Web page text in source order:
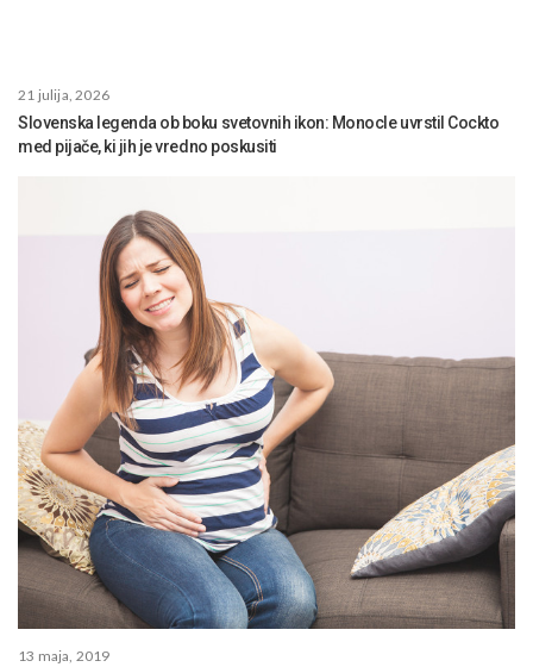
21 julija, 2026
Slovenska legenda ob boku svetovnih ikon: Monocle uvrstil Cockto
med pijače, ki jih je vredno poskusiti
13 maja, 2019